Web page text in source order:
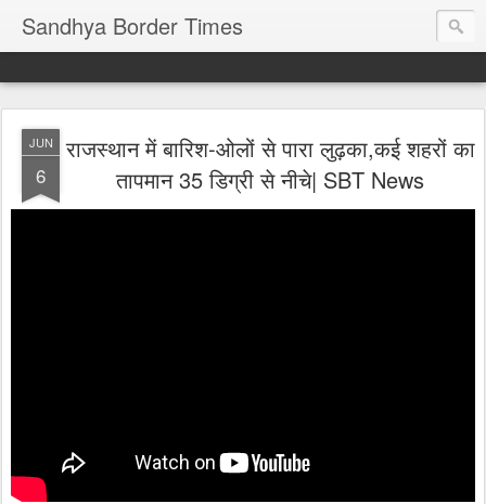
Sandhya Border Times
JUN
6
राजस्थान में बारिश-ओलों से पारा लुढ़का,कई शहरों का
तापमान 35 डिग्री से नीचे| SBT News